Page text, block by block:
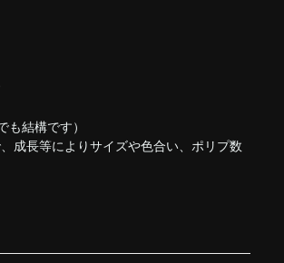
結構です）
成長等によりサイズや色合い、ポリプ数